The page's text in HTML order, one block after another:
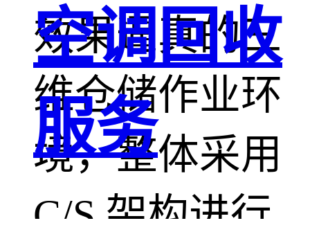
效果逼真的三
维仓储作业环
境，整体采用
C/S 架构进行
空调回收
服务